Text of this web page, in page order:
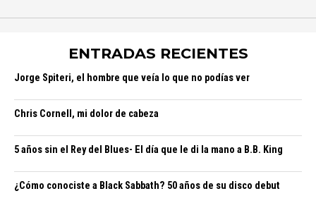
ENTRADAS RECIENTES
Jorge Spiteri, el hombre que veía lo que no podías ver
Chris Cornell, mi dolor de cabeza
5 años sin el Rey del Blues- El día que le di la mano a B.B. King
¿Cómo conociste a Black Sabbath? 50 años de su disco debut